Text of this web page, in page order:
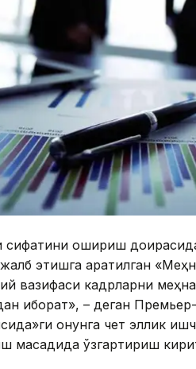
сифатини ошириш
этишга қаратилган
вазифаси кадрларни
иборат», – деган
қонунга чет эллик
мақсадида ўзгартириш